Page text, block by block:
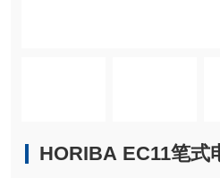
HORIBA EC11笔式